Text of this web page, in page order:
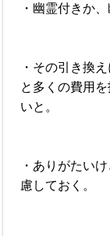
・幽霊付きか
・その引き換
と多くの費用
いと。
・ありがたい
慮しておく。